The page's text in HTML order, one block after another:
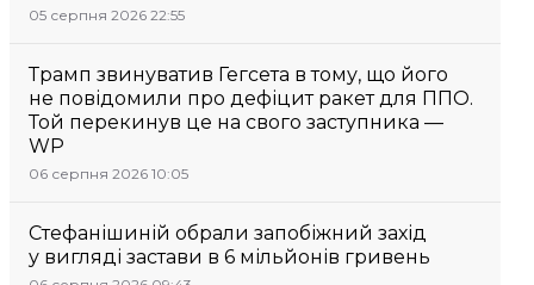
05 серпня 2026 22:55
Трамп звинуватив Гегсета в тому, що його
не повідомили про дефіцит ракет для ППО.
Той перекинув це на свого заступника —
WP
06 серпня 2026 10:05
Стефанішиній обрали запобіжний захід
у вигляді застави в 6 мільйонів гривень